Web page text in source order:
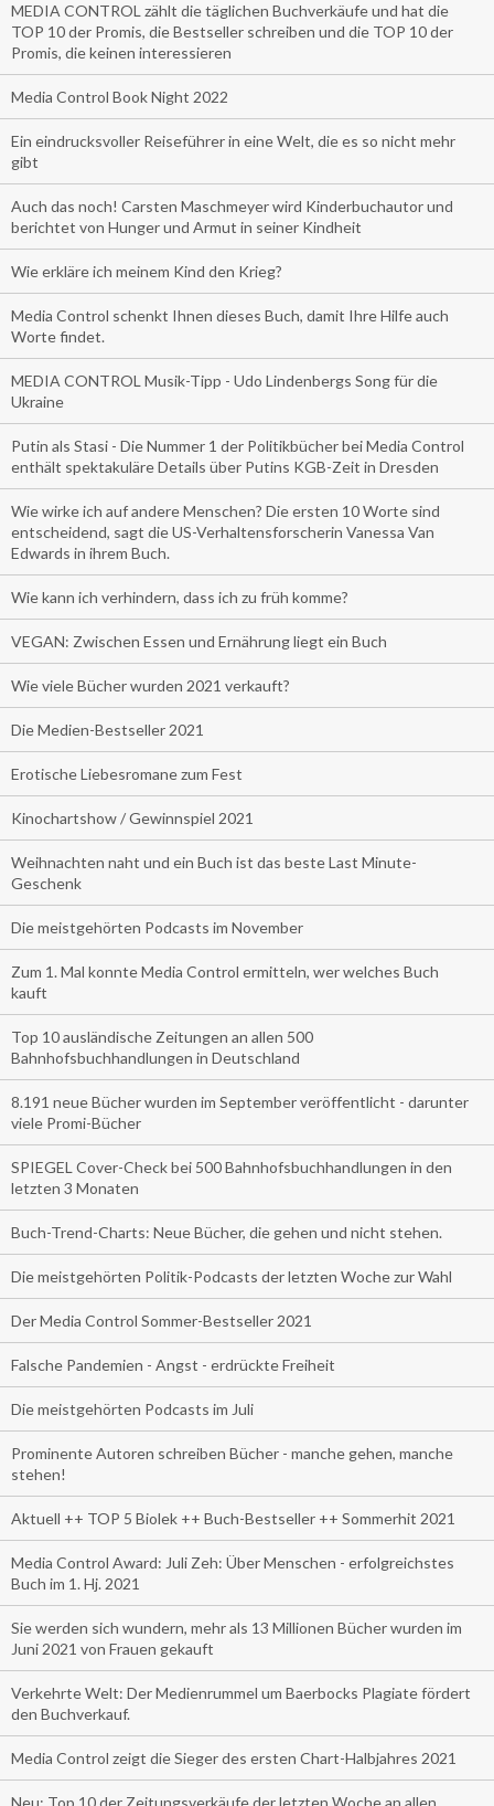
MEDIA CONTROL zählt die täglichen Buchverkäufe und hat die
TOP 10 der Promis, die Bestseller schreiben und die TOP 10 der
Promis, die keinen interessieren
Media Control Book Night 2022
Ein eindrucksvoller Reiseführer in eine Welt, die es so nicht mehr
gibt
Auch das noch! Carsten Maschmeyer wird Kinderbuchautor und
berichtet von Hunger und Armut in seiner Kindheit
Wie erkläre ich meinem Kind den Krieg?
Media Control schenkt Ihnen dieses Buch, damit Ihre Hilfe auch
Worte findet.
MEDIA CONTROL Musik-Tipp - Udo Lindenbergs Song für die
Ukraine
Putin als Stasi - Die Nummer 1 der Politikbücher bei Media Control
enthält spektakuläre Details über Putins KGB-Zeit in Dresden
Wie wirke ich auf andere Menschen? Die ersten 10 Worte sind
entscheidend, sagt die US-Verhaltensforscherin Vanessa Van
Edwards in ihrem Buch.
Wie kann ich verhindern, dass ich zu früh komme?
VEGAN: Zwischen Essen und Ernährung liegt ein Buch
Wie viele Bücher wurden 2021 verkauft?
Die Medien-Bestseller 2021
Erotische Liebesromane zum Fest
Kinochartshow / Gewinnspiel 2021
Weihnachten naht und ein Buch ist das beste Last Minute-
Geschenk
Die meistgehörten Podcasts im November
Zum 1. Mal konnte Media Control ermitteln, wer welches Buch
kauft
Top 10 ausländische Zeitungen an allen 500
Bahnhofsbuchhandlungen in Deutschland
8.191 neue Bücher wurden im September veröffentlicht - darunter
viele Promi-Bücher
SPIEGEL Cover-Check bei 500 Bahnhofsbuchhandlungen in den
letzten 3 Monaten
Buch-Trend-Charts: Neue Bücher, die gehen und nicht stehen.
Die meistgehörten Politik-Podcasts der letzten Woche zur Wahl
Der Media Control Sommer-Bestseller 2021
Falsche Pandemien - Angst - erdrückte Freiheit
Die meistgehörten Podcasts im Juli
Prominente Autoren schreiben Bücher - manche gehen, manche
stehen!
Aktuell ++ TOP 5 Biolek ++ Buch-Bestseller ++ Sommerhit 2021
Media Control Award: Juli Zeh: Über Menschen - erfolgreichstes
Buch im 1. Hj. 2021
Sie werden sich wundern, mehr als 13 Millionen Bücher wurden im
Juni 2021 von Frauen gekauft
Verkehrte Welt: Der Medienrummel um Baerbocks Plagiate fördert
den Buchverkauf.
Media Control zeigt die Sieger des ersten Chart-Halbjahres 2021